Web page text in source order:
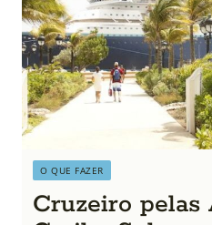
O QUE FAZER
Cruzeiro pelas